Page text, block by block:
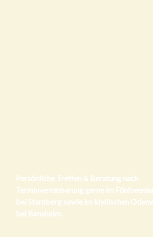
Persönliche Treffen & Beratung nach
Terminvereinbarung gerne im
bei Starnberg sowie im idyllischen
bei Bensheim.